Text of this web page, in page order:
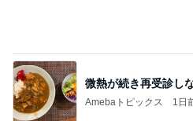
ラックに納豆まで入
Amebaトピックス 1日